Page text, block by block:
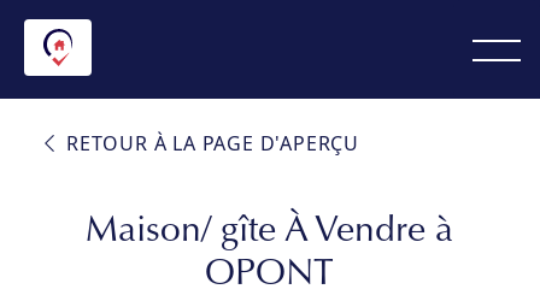
RETOUR À LA PAGE D'APERÇU
Maison/ gîte À Vendre à
OPONT